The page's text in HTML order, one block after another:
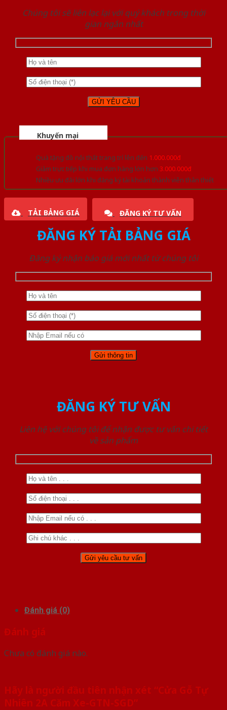
Chúng tôi sẽ liên lạc lại với quý khách trong thời
gian ngắn nhất
Khuyến mại
Quà tặng đồ nội thất trang trí lên đến 1.000.000đ
Giảm trực tiếp khi mua đơn hàng lớn hơn 3.000.000đ
Nhiều ưu đãi lớn khi đăng ký tài khoản thành viên thân thiết
TẢI BẢNG GIÁ ĐĂNG KÝ TƯ VẤN
ĐĂNG KÝ TẢI BẢNG GIÁ
Đăng ký nhận báo giá mới nhất từ chúng tôi
ĐĂNG KÝ TƯ VẤN
Liên hệ với chúng tôi để nhận được tư vấn chi tiết
về sản phẩm
Đánh giá (0)
Đánh giá
Chưa có đánh giá nào.
Hãy là người đầu tiên nhận xét “Cửa Gỗ Tự
Nhiên 2A Căm Xe-GTN-SGD”